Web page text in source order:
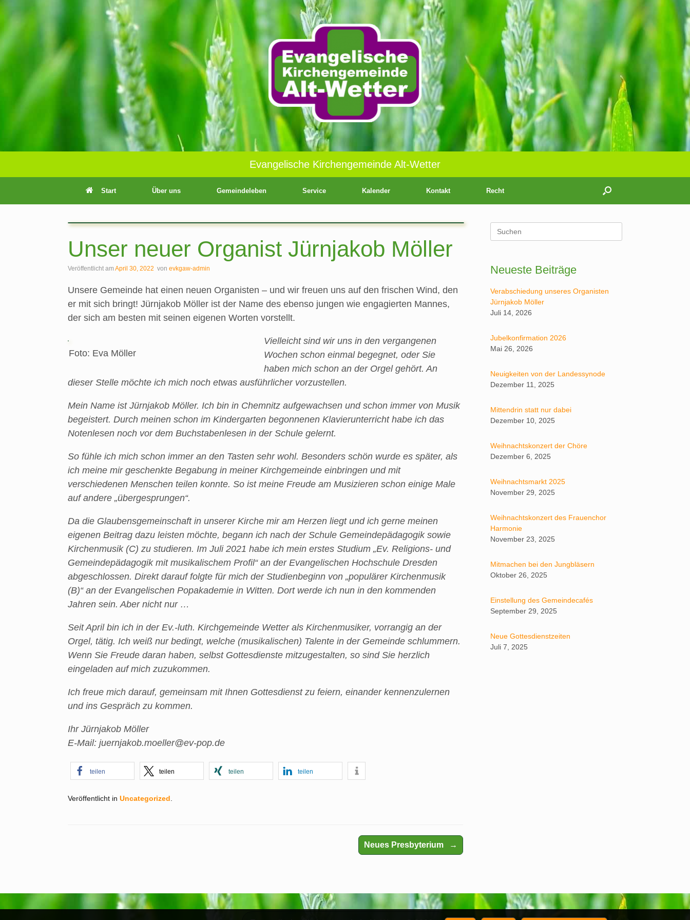
Evangelische Kirchengemeinde Alt-Wetter
Start Über uns Gemeindeleben Service Kalender Kontakt Recht
Unser neuer Organist Jürnjakob Möller
Veröffentlicht am April 30, 2022 von evkgaw-admin
Unsere Gemeinde hat einen neuen Organisten – und wir freuen uns auf den frischen Wind, den
er mit sich bringt! Jürnjakob Möller ist der Name des ebenso jungen wie engagierten Mannes,
der sich am besten mit seinen eigenen Worten vorstellt.
Foto: Eva Möller
Vielleicht sind wir uns in den vergangenen
Wochen schon einmal begegnet, oder Sie
haben mich schon an der Orgel gehört. An
dieser Stelle möchte ich mich noch etwas ausführlicher vorzustellen.
Mein Name ist Jürnjakob Möller. Ich bin in Chemnitz aufgewachsen und schon immer von Musik
begeistert. Durch meinen schon im Kindergarten begonnenen Klavierunterricht habe ich das
Notenlesen noch vor dem Buchstabenlesen in der Schule gelernt.
So fühle ich mich schon immer an den Tasten sehr wohl. Besonders schön wurde es später, als
ich meine mir geschenkte Begabung in meiner Kirchgemeinde einbringen und mit
verschiedenen Menschen teilen konnte. So ist meine Freude am Musizieren schon einige Male
auf andere „übergesprungen“.
Da die Glaubensgemeinschaft in unserer Kirche mir am Herzen liegt und ich gerne meinen
eigenen Beitrag dazu leisten möchte, begann ich nach der Schule Gemeindepädagogik sowie
Kirchenmusik (C) zu studieren. Im Juli 2021 habe ich mein erstes Studium „Ev. Religions- und
Gemeindepädagogik mit musikalischem Profil“ an der Evangelischen Hochschule Dresden
abgeschlossen. Direkt darauf folgte für mich der Studienbeginn von „populärer Kirchenmusik
(B)“ an der Evangelischen Popakademie in Witten. Dort werde ich nun in den kommenden
Jahren sein. Aber nicht nur …
Seit April bin ich in der Ev.-luth. Kirchgemeinde Wetter als Kirchenmusiker, vorrangig an der
Orgel, tätig. Ich weiß nur bedingt, welche (musikalischen) Talente in der Gemeinde schlummern.
Wenn Sie Freude daran haben, selbst Gottesdienste mitzugestalten, so sind Sie herzlich
eingeladen auf mich zuzukommen.
Ich freue mich darauf, gemeinsam mit Ihnen Gottesdienst zu feiern, einander kennenzulernen
und ins Gespräch zu kommen.
Ihr Jürnjakob Möller
E-Mail: juernjakob.moeller@ev-pop.de
teilen teilen teilen teilen
Veröffentlicht in Uncategorized
Neues Presbyterium →
Neueste Beiträge
Verabschiedung unseres Organisten
Jürnjakob Möller
Juli 14, 2026
Jubelkonfirmation 2026
Mai 26, 2026
Neuigkeiten von der Landessynode
Dezember 11, 2025
Mittendrin statt nur dabei
Dezember 10, 2025
Weihnachtskonzert der Chöre
Dezember 6, 2025
Weihnachtsmarkt 2025
November 29, 2025
Weihnachtskonzert des Frauenchor
Harmonie
November 23, 2025
Mitmachen bei den Jungbläsern
Oktober 26, 2025
Einstellung des Gemeindecafés
September 29, 2025
Neue Gottesdienstzeiten
Juli 7, 2025